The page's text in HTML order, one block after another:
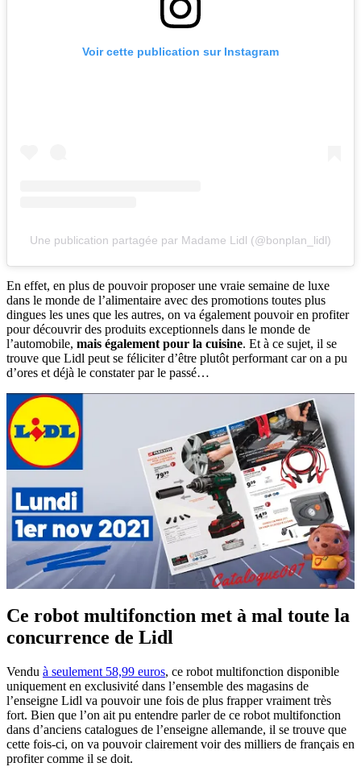
Voir cette publication sur Instagram
Une publication partagée par Madame Lidl (@bonplan_lidl)
En effet, en plus de pouvoir proposer une vraie semaine de luxe
dans le monde de l’alimentaire avec des promotions toutes plus
dingues les unes que les autres, on va également pouvoir en profiter
pour découvrir des produits exceptionnels dans le monde de
l’automobile, mais également pour la cuisine. Et à ce sujet, il se
trouve que Lidl peut se féliciter d’être plutôt performant car on a pu
d’ores et déjà le constater par le passé…
Ce robot multifonction met à mal toute la
concurrence de Lidl
Vendu à seulement 58,99 euros, ce robot multifonction disponible
uniquement en exclusivité dans l’ensemble des magasins de
l’enseigne Lidl va pouvoir une fois de plus frapper vraiment très
fort. Bien que l’on ait pu entendre parler de ce robot multifonction
dans d’anciens catalogues de l’enseigne allemande, il se trouve que
cette fois-ci, on va pouvoir clairement voir des milliers de français en
profiter comme il se doit.